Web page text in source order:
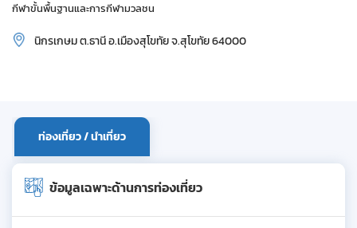
กีฬาขั้นพื้นฐานและการกีฬามวลชน
นิกรเกษม ต.ธานี อ.เมืองสุโขทัย จ.สุโขทัย 64000
ท่องเที่ยว / นำเที่ยว
ข้อมูลเฉพาะด้านการท่องเที่ยว